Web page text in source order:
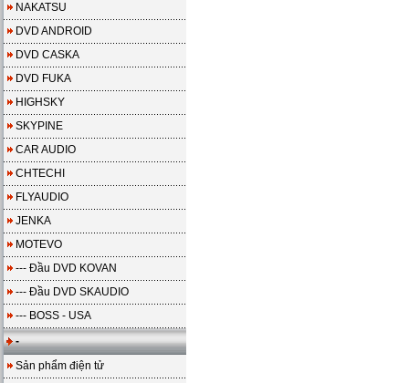
NAKATSU
DVD ANDROID
DVD CASKA
DVD FUKA
HIGHSKY
SKYPINE
CAR AUDIO
CHTECHI
FLYAUDIO
JENKA
MOTEVO
--- Đầu DVD KOVAN
--- Đầu DVD SKAUDIO
--- BOSS - USA
-
Sản phẩm điện tử